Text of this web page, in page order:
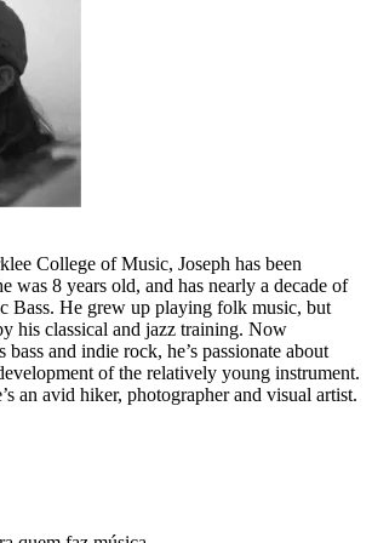
College of Music, Joseph has been
was 8 years old, and has nearly a decade of
Bass. He grew up playing folk music, but
his classical and jazz training. Now
and indie rock, he’s passionate about
of the relatively young instrument.
an avid hiker, photographer and visual artist.